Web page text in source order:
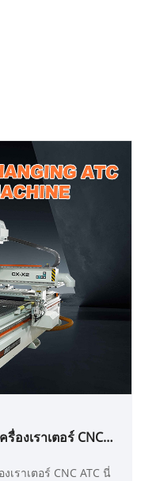
องเราเตอร์ CNC
เราเตอร์ CNC ATC นี่